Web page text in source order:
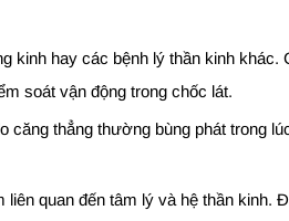
kinh hay các bệnh lý thần kinh khác.
soát vận động trong chốc lát.
thẳng thường bùng phát trong
quan đến tâm lý và hệ thần kinh.